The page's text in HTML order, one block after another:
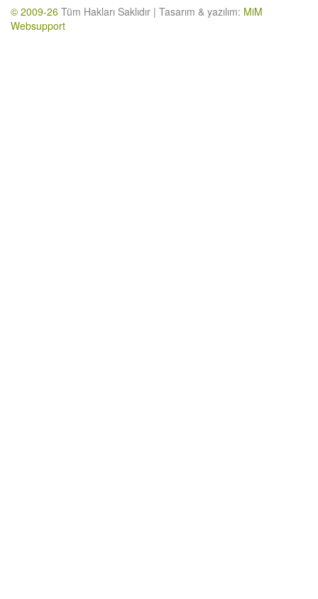
© 2009-26 Tüm Hakları Saklıdır | Tasarım & yazılım: MiM
Websupport